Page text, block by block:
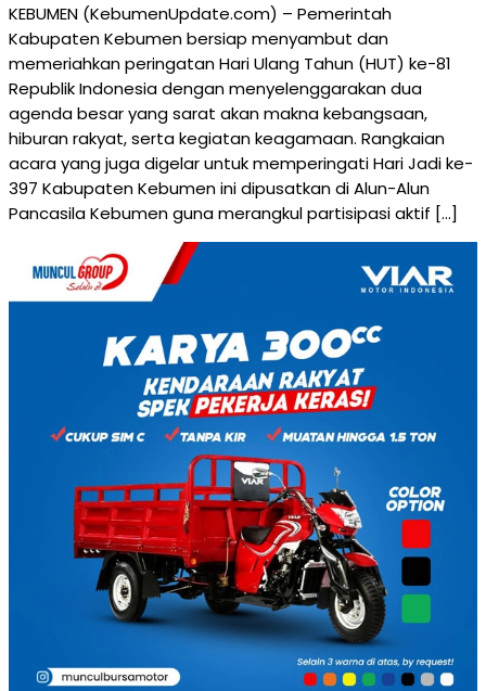
KEBUMEN (KebumenUpdate.com) – Pemerintah
Kabupaten Kebumen bersiap menyambut dan
memeriahkan peringatan Hari Ulang Tahun (HUT) ke-81
Republik Indonesia dengan menyelenggarakan dua
agenda besar yang sarat akan makna kebangsaan,
hiburan rakyat, serta kegiatan keagamaan. Rangkaian
acara yang juga digelar untuk memperingati Hari Jadi ke-
397 Kabupaten Kebumen ini dipusatkan di Alun-Alun
Pancasila Kebumen guna merangkul partisipasi aktif […]